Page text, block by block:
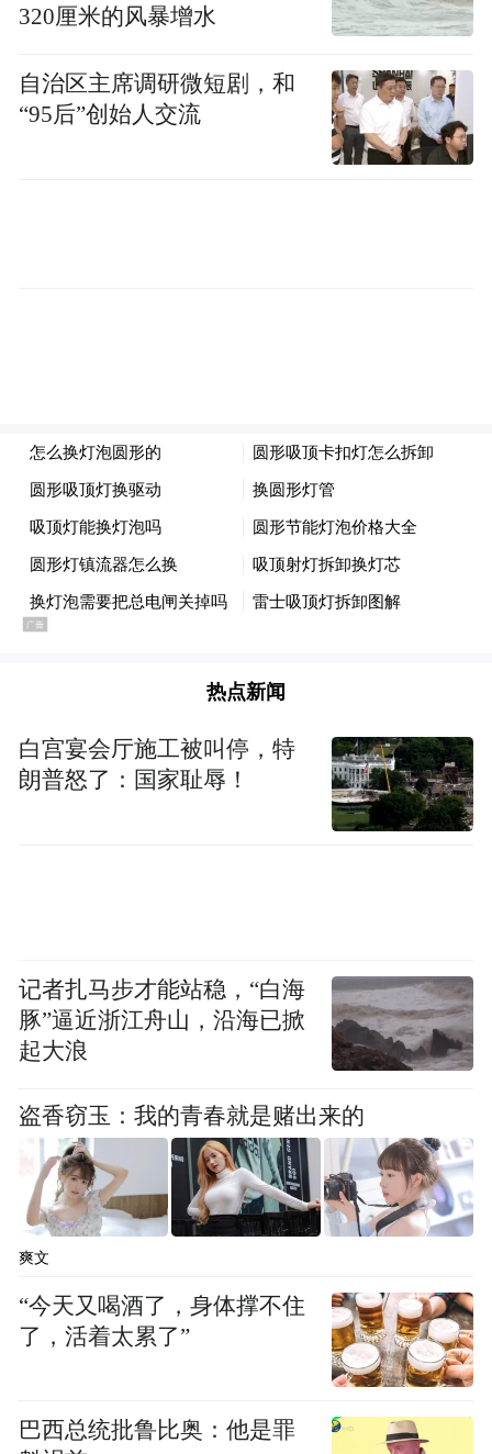
都和真正的英语老师一模一样
多名学生信以为真并陆续转账
最终遭受财产损失
此类诈骗案件
若不能及时侦破
极易导致更多学生受骗
刑侦、网安等多警种成立专案组
全力开展侦查工作
同时
安排社区民警同步跟进
向学生普及识别技巧
防止损失进一步扩大
经深入研判
320厘米的风暴增水
自治区主席调研微短剧，和
“95后”创始人交流
热点新闻
白宫宴会厅施工被叫停，特
朗普怒了：国家耻辱！
记者扎马步才能站稳，“白海
豚”逼近浙江舟山，沿海已掀
起大浪
盗香窃玉：我的青春就是赌出来的
爽文
“今天又喝酒了，身体撑不住
了，活着太累了”
巴西总统批鲁比奥：他是罪